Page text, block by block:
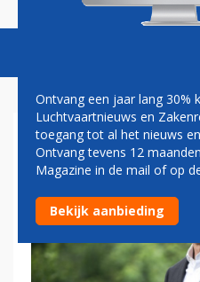
FRANK
Ontvang een jaar lang 30%
Luchtvaartnieuws en
toegang tot al het nieuws
Ontvang tevens 12
Magazine in de mail of op
Bekijk aanbieding